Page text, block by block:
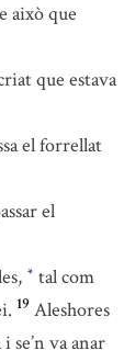
això que
que estava
el forrellat
el
* tal com
19 Aleshores
se’n va anar